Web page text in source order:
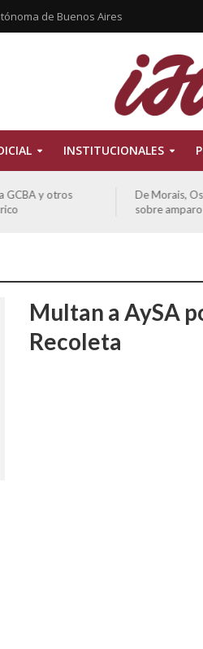
de Buenos Aires
INSTITUCIONALES
GCBA y otros
De Morais,
sobre
Multan a AySA
Recoleta